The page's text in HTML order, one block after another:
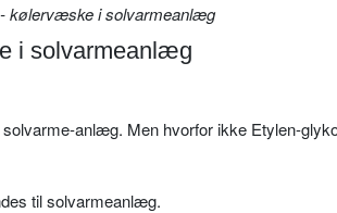
kølervæske i solvarmeanlæg
i solvarmeanlæg
anlæg. Men hvorfor ikke Etylen-
til solvarmeanlæg.